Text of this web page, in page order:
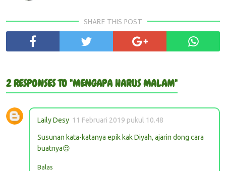
SHARE THIS POST
2 RESPONSES TO "MENGAPA HARUS MALAM"
Laily Desy 11 Februari 2019 pukul 10.48
Susunan kata-katanya epik kak Diyah, ajarin dong cara
buatnya😍
Balas